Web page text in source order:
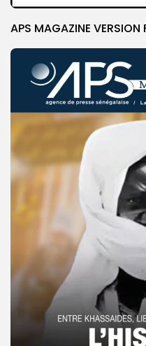
APS MAGAZINE VERSION